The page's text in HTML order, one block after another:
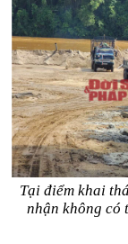
Tại điểm khai
nhận không có